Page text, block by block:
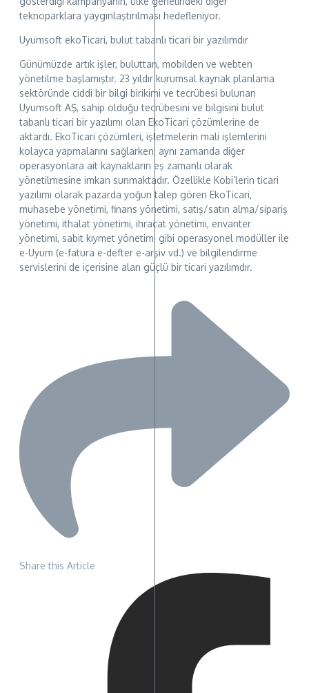
teknoparklara yaygınlaştırılması hedefleniyor.
Uyumsoft ekoTicari, bulut tabanlı ticari bir yazılımdır
Günümüzde artık işler, buluttan, mobilden ve webten
yönetilme başlamıştır. 23 yıldır kurumsal kaynak planlama
sektöründe ciddi bir bilgi birikimi ve tecrübesi bulunan
Uyumsoft AŞ, sahip olduğu tecrübesini ve bilgisini bulut
tabanlı ticari bir yazılımı olan EkoTicari çözümlerine de
aktardı. EkoTicari çözümleri, işletmelerin mali işlemlerini
kolayca yapmalarını sağlarken, aynı zamanda diğer
operasyonlara ait kaynakların eş zamanlı olarak
yönetilmesine imkan sunmaktadır. Özellikle Kobi’lerin ticari
yazılımı olarak pazarda yoğun talep gören EkoTicari,
muhasebe yönetimi, finans yönetimi, satış/satın alma/sipariş
yönetimi, ithalat yönetimi, ihracat yönetimi, envanter
yönetimi, sabit kıymet yönetimi gibi operasyonel modüller ile
e-Uyum (e-fatura e-defter e-arşiv vd.) ve bilgilendirme
servislerini de içerisine alan güçlü bir ticari yazılımdır.
Share this Article